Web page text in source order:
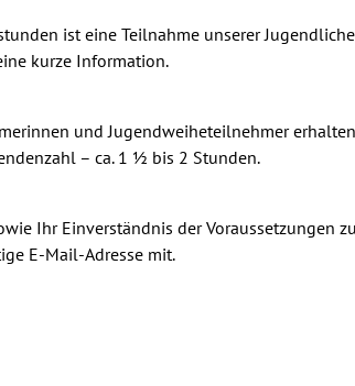
ist eine Teilnahme unserer
kurze Information.
und Jugendweiheteilnehmer
– ca. 1 ½ bis 2 Stunden.
Ihr Einverständnis der Voraussetzungen
E-Mail-Adresse mit.